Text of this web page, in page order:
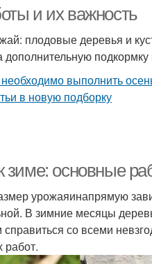
и их важность
плодовые деревья и
подкормку
зиме: основные
урожаяинапрямую
В зимние месяцы
со всеми
работ.